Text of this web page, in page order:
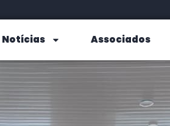
Notícias Associados